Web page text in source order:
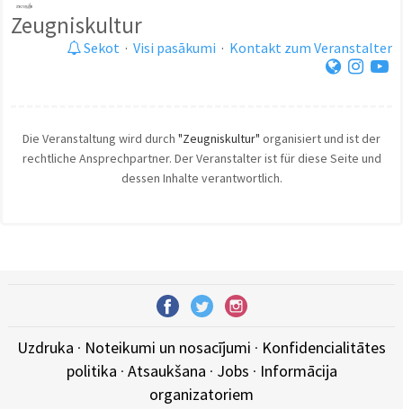
Zeugniskultur
Sekot · Visi pasākumi · Kontakt zum Veranstalter
Die Veranstaltung wird durch "Zeugniskultur" organisiert und ist der
rechtliche Ansprechpartner. Der Veranstalter ist für diese Seite und
dessen Inhalte verantwortlich.
Uzdruka · Noteikumi un nosacījumi · Konfidencialitātes
politika · Atsaukšana · Jobs · Informācija
organizatoriem